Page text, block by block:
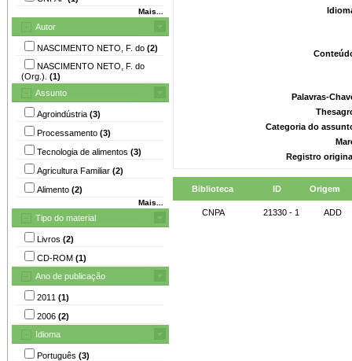
Mais...
Autor
NASCIMENTO NETO, F. do (2)
NASCIMENTO NETO, F. do
(Org.). (1)
Assunto
Agroindústria (3)
Processamento (3)
Tecnologia de alimentos (3)
Agricultura Familiar (2)
Alimento (2)
Mais...
Tipo do material
Livros (2)
CD-ROM (1)
Ano de publicação
2011 (1)
2006 (2)
Idioma
Português (3)
Palavras-
Categoria do
Registro
Biblioteca ID Origem
CNPA 21330 - 1 ADD